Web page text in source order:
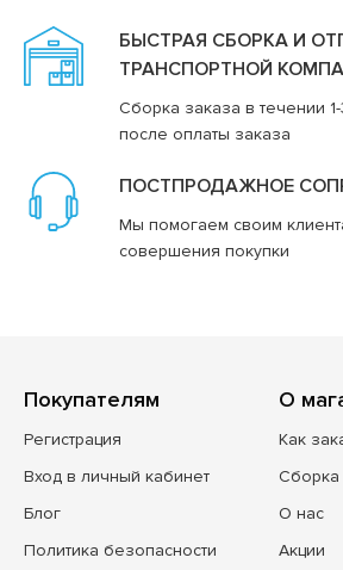
БЫСТРАЯ СБОРКА И
ТРАНСПОРТНОЙ
Сборка заказа в течении
после оплаты заказа
ПОСТПРОДАЖНОЕ
Мы помогаем своим
совершения покупки
Покупателям
Регистрация
Вход в личный кабинет
Блог
Политика безопасности
О
Как
Сборка
О нас
Акции